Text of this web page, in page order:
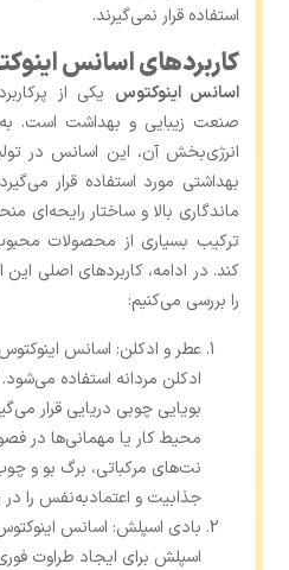
استفاده قرار نمی‌گیرند.
کاربردهای اسانس
اسانس اینوکتوس یکی از
صنعت زیبایی و بهداشت است.
انرژی‌بخش آن، این اسانس در
بهداشتی مورد استفاده قرار
ماندگاری بالا و ساختار رایحه‌ای
ترکیب بسیاری از محصولات
کند. در ادامه، کاربردهای اصلی
را بررسی می‌کنیم:
عطر و ادکلن: اسانس
ادکلن مردانه استفاده
بویایی چوبی دریایی قرار
محیط کار یا مهمانی‌ها در
نت‌های مرکباتی، برگ بو و
جذابیت و اعتمادبه‌نفس را
بادی اسپلش: اسانس
اسپلش برای ایجاد طراوت